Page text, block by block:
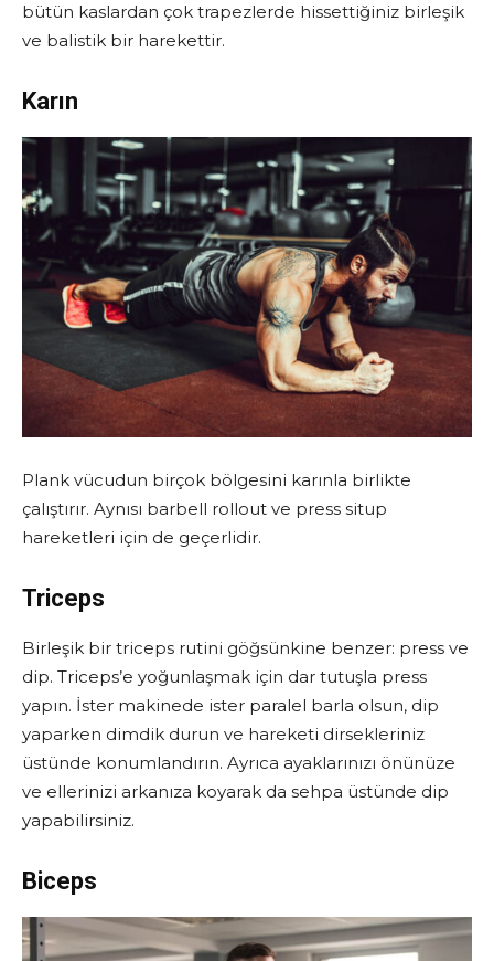
bütün kaslardan çok trapezlerde hissettiğiniz birleşik
ve balistik bir harekettir.
Karın
Plank vücudun birçok bölgesini karınla birlikte
çalıştırır. Aynısı barbell rollout ve press situp
hareketleri için de geçerlidir.
Triceps
Birleşik bir triceps rutini göğsünkine benzer: press ve
dip. Triceps’e yoğunlaşmak için dar tutuşla press
yapın. İster makinede ister paralel barla olsun, dip
yaparken dimdik durun ve hareketi dirsekleriniz
üstünde konumlandırın. Ayrıca ayaklarınızı önünüze
ve ellerinizi arkanıza koyarak da sehpa üstünde dip
yapabilirsiniz.
Biceps